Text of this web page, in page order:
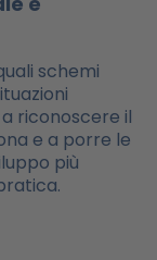
schemi
a riconoscere il
e a porre le
più